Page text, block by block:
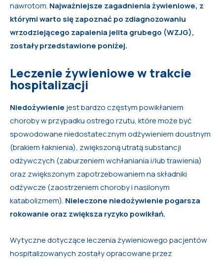
nawrotom. Najważniejsze zagadnienia żywieniowe, z
którymi warto się zapoznać po zdiagnozowaniu
wrzodziejącego zapalenia jelita grubego (WZJG),
zostały przedstawione poniżej.
Leczenie żywieniowe w trakcie
hospitalizacji
Niedożywienie jest bardzo częstym powikłaniem
choroby w przypadku ostrego rzutu, które może być
spowodowane niedostatecznym odżywieniem doustnym
(brakiem łaknienia), zwiększoną utratą substancji
odżywczych (zaburzeniem wchłaniania i/lub trawienia)
oraz zwiększonym zapotrzebowaniem na składniki
odżywcze (zaostrzeniem choroby i nasilonym
katabolizmem). Nieleczone niedożywienie pogarsza
rokowanie oraz zwiększa ryzyko powikłań.
Wytyczne dotyczące leczenia żywieniowego pacjentów
hospitalizowanych zostały opracowane przez